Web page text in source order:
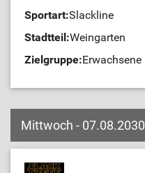
Sportart:Slackline
Stadtteil:Weingarten
Zielgruppe:Erwachsene
Mittwoch - 07.08.2030